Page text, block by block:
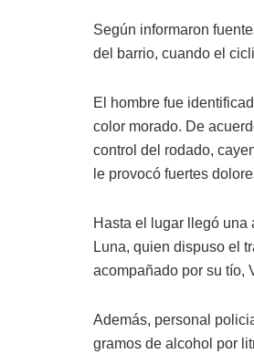
Según informaron
del barrio, cuando el
El hombre fue
color morado. De
control del rodado,
le provocó fuertes
Hasta el lugar llegó una
Luna, quien dispuso el
acompañado por su tío,
Además, personal
gramos de alcohol por